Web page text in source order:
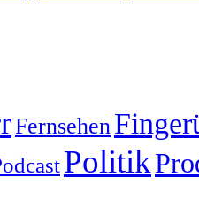
Fernsehen
Politik